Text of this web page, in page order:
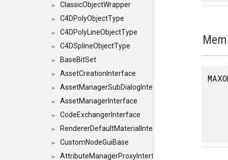
► ClassicObjectWrapper
► C4DPolyObjectType
► C4DPolyLineObjectType
► C4DSplineObjectType
► BaseBitSet
► AssetCreationInterface
► AssetManagerSubDialogInterface
► AssetManagerInterface
► CodeExchangerInterface
► RendererDefaultMaterialInterface
► CustomNodeGuiBase
► AttributeManagerProxyInterface